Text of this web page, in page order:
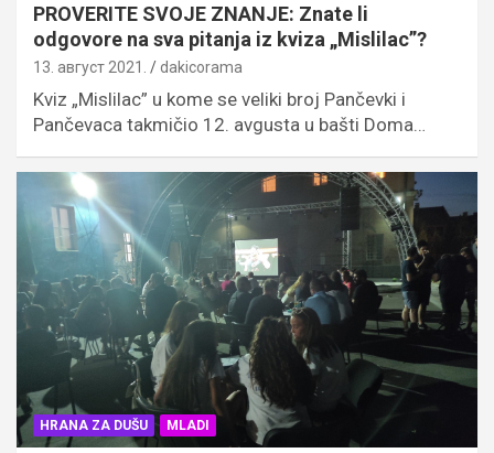
PROVERITE SVOJE ZNANJE: Znate li
odgovore na sva pitanja iz kviza „Mislilac”?
13. август 2021. dakicorama
Kviz „Mislilac” u kome se veliki broj Pančevki i
Pančevaca takmičio 12. avgusta u bašti Doma…
HRANA ZA DUŠU MLADI